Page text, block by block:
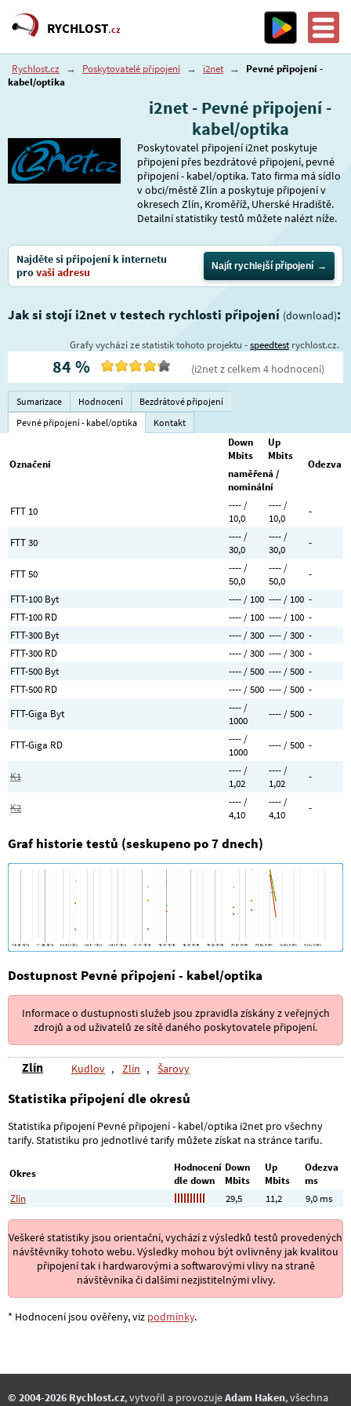
RYCHLOST.cz
Rychlost.cz → Poskytovatelé připojení → i2net →
Pevné připojení -
kabel/optika
i2net - Pevné připojení -
kabel/optika
Poskytovatel připojení i2net poskytuje
připojení přes bezdrátové připojení, pevné
připojení - kabel/optika. Tato firma má sídlo
v obci/městě Zlín a poskytuje připojení v
okresech Zlín, Kroměříž, Uherské Hradiště.
Detailní statistiky testů můžete nalézt níže.
Najděte si připojení k internetu
provaši adresu Najít rychlejší připojení
Jak si stojí i2net v testech rychlosti připojení (download):
Grafy vychází ze statistik tohoto projektu -speedtestrychlost.cz.
84 % (i2netz celkem 4hodnocení)
Sumarizace Hodnocení
Bezdrátové připojení
Pevné připojení - kabel/optika
Kontakt
Označení
Down
Mbits
Up
Mbits
Odezva
naměřená /
nominální
FTT 10
---- /
10,0
---- /
10,0
-
FTT 30
---- /
30,0
---- /
30,0
-
FTT 50
---- /
50,0
---- /
50,0
-
FTT-100 Byt
---- / 100 ---- / 100 -
FTT-100 RD
---- / 100 ---- / 100 -
FTT-300 Byt
---- / 300 ---- / 300 -
FTT-300 RD
---- / 300 ---- / 300 -
FTT-500 Byt
---- / 500 ---- / 500 -
FTT-500 RD
---- / 500 ---- / 500 -
FTT-Giga Byt
---- /
1000
---- / 500 -
FTT-Giga RD
---- /
1000
---- / 500 -
K1
---- /
1,02
---- /
1,02
-
K2
---- /
4,10
---- /
4,10
-
Graf historie testů (seskupeno po 7 dnech)
Dostupnost Pevné připojení - kabel/optika
Informace o dustupnosti služeb jsou zpravidla získány z veřejných
zdrojů a od uživatelů ze sítě daného poskytovatele připojení.
Zlín Kudlov , Zlín , Šarovy
Statistika připojení dle okresů
Statistika připojení Pevné připojení - kabel/optika i2net pro všechny
tarify. Statistiku pro jednotlivé tarify můžete získat na stránce tarifu.
Okres
Hodnocení
dle down
Down
Mbits
Up
Mbits
Odezva
ms
Zlín
29,5 11,2 9,0 ms
Veškeré statistiky jsou orientační, vychází z výsledků testů provedených
návštěvníky tohoto webu. Výsledky mohou být ovlivněny jak kvalitou
připojení tak i hardwarovými a softwarovými vlivy na straně
návštěvníka či dalšími nezjistitelnými vlivy.
* Hodnocení jsou ověřeny, viz podmínky.
© 2004-2026 Rychlost.cz, vytvořil a provozujeAdam Haken, všechna